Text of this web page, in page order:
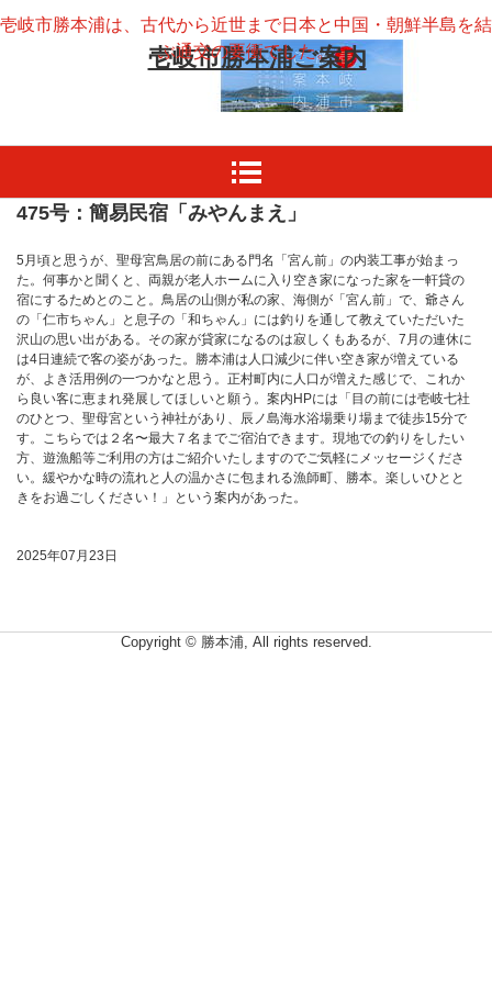
壱岐市勝本浦ご案内
壱岐市勝本浦は、古代から近世まで日本と中国・朝鮮半島を結
ぶ通交の要衝でした。
475号：簡易民宿「みやんまえ」
5月頃と思うが、聖母宮鳥居の前にある門名「宮ん前」の内装工事が始まっ
た。何事かと聞くと、両親が老人ホームに入り空き家になった家を一軒貸の
宿にするためとのこと。鳥居の山側が私の家、海側が「宮ん前」で、爺さん
の「仁市ちゃん」と息子の「和ちゃん」には釣りを通して教えていただいた
沢山の思い出がある。その家が貸家になるのは寂しくもあるが、7月の連休に
は4日連続で客の姿があった。勝本浦は人口減少に伴い空き家が増えている
が、よき活用例の一つかなと思う。正村町内に人口が増えた感じで、これか
ら良い客に恵まれ発展してほしいと願う。案内HPには「目の前には壱岐七社
のひとつ、聖母宮という神社があり、辰ノ島海水浴場乗り場まで徒歩15分で
す。こちらでは２名〜最大７名までご宿泊できます。現地での釣りをしたい
方、遊漁船等ご利用の方はご紹介いたしますのでご気軽にメッセージくださ
い。緩やかな時の流れと人の温かさに包まれる漁師町、勝本。楽しいひとと
きをお過ごしください！」という案内があった。
2025年07月23日
Copyright © 勝本浦, All rights reserved.